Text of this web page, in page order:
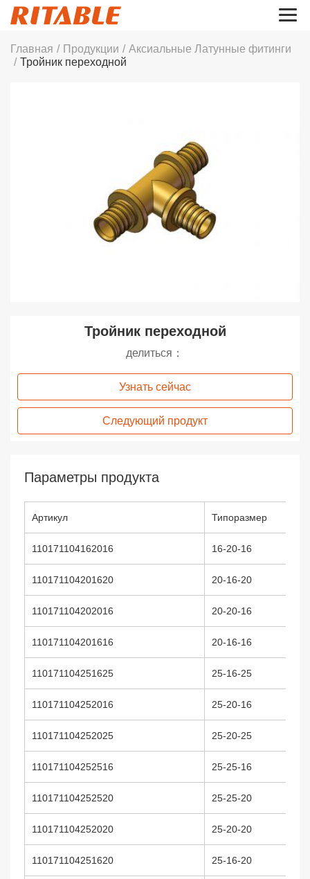
Главная / Продукции / Аксиальные Латунные фитинги
/ Тройник переходной
Тройник переходной
делиться：
Узнать сейчас
Следующий продукт
Параметры продукта
Артикул Типоразмер
110171104162016 16-20-16
110171104201620 20-16-20
110171104202016 20-20-16
110171104201616 20-16-16
110171104251625 25-16-25
110171104252016 25-20-16
110171104252025 25-20-25
110171104252516 25-25-16
110171104252520 25-25-20
110171104252020 25-20-20
110171104251620 25-16-20